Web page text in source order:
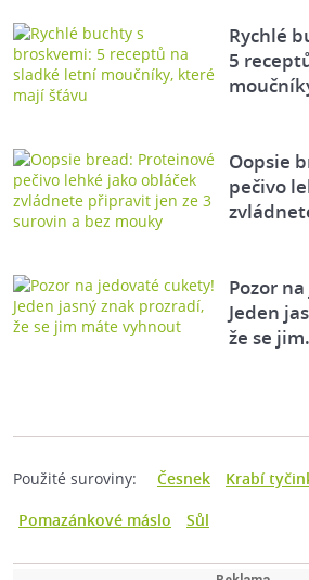
Rychlé
5
Oopsie
pečivo
Pozor
Jeden
že se
Použité suroviny: Česnek
Krabí
Pomazánkové máslo
Sůl